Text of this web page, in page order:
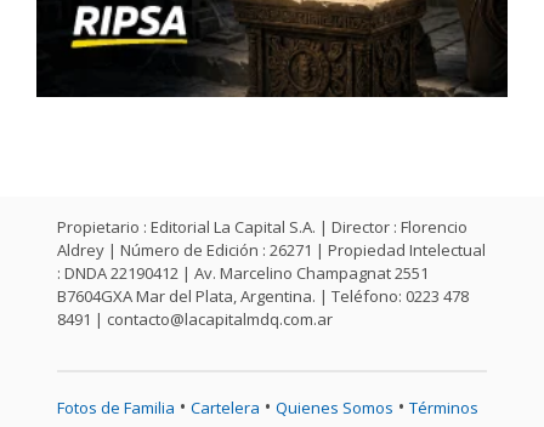
Propietario : Editorial La Capital S.A. | Director : Florencio
Aldrey | Número de Edición : 26271 | Propiedad Intelectual
: DNDA 22190412 | Av. Marcelino Champagnat 2551
B7604GXA Mar del Plata, Argentina. | Teléfono: 0223 478
8491 | contacto@lacapitalmdq.com.ar
Fotos de Familia • Cartelera • Quienes Somos • Términos